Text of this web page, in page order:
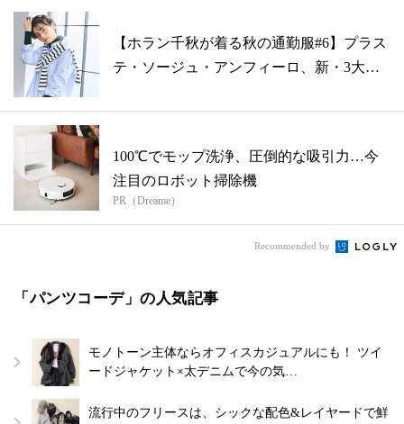
【ホラン千秋が着る秋の通勤服#6】プラス
テ・ソージュ・アンフィーロ、新・3大ベ
100℃でモップ洗浄、圧倒的な吸引力…今
注目のロボット掃除機
PR（Dreame）
Recommended by
「パンツコーデ」の人気記事
モノトーン主体ならオフィスカジュアルにも！ ツイ
ードジャケット×太デニムで今の気…
流行中のフリースは、シックな配色&レイヤードで鮮